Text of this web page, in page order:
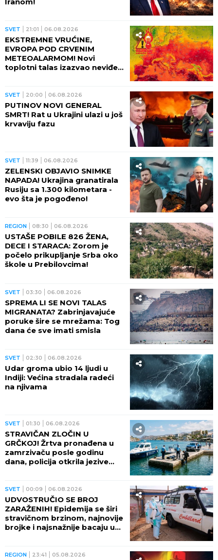
SVET 21:01 06.08.2026
EKSTREMNE VRUĆINE,
EVROPA POD CRVENIM
METEOALARMOM! Novi
toplotni talas izazvao neviđeni
SVET 20:00 06.08.2026
PUTINOV NOVI GENERAL
SMRT! Rat u Ukrajini ulazi u još
krvaviju fazu
SVET 11:39 06.08.2026
ZELENSKI OBJAVIO SNIMKE
NAPADA! Ukrajina granatirala
Rusiju sa 1.300 kilometara -
evo šta je pogođeno!
REGION 08:30 06.08.2026
USTAŠE POBILE 826 ŽENA,
DECE I STARACA: Zorom je
počelo prikupljanje Srba oko
škole u Prebilovcima!
SVET 03:30 06.08.2026
SPREMA LI SE NOVI TALAS
MIGRANATA? Zabrinjavajuće
poruke šire se mrežama: Tog
dana će sve imati smisla
SVET 02:30 06.08.2026
Udar groma ubio 14 ljudi u
Indiji: Većina stradala radeći
na njivama
SVET 01:30 06.08.2026
STRAVIČAN ZLOČIN U
GRČKOJ! Žrtva pronađena u
zamrzivaču posle godinu
dana, policija otkrila jezive
SVET 00:09 06.08.2026
UDVOSTRUČIO SE BROJ
ZARAŽENIH! Epidemija se širi
stravičnom brzinom, najnovije
brojke i najsnažnije bacaju u
REGION 23:41 05.08.2026